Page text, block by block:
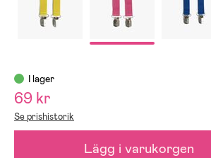
I lager
69 kr
Se prishistorik
Lägg i varukorgen